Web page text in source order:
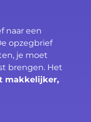
naar een
opzegbrief
je moet
brengen. Het
makkelijker,